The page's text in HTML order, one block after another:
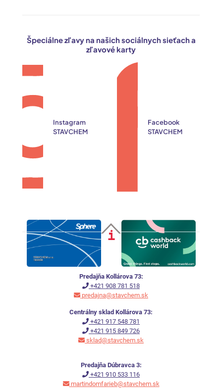
Špeciálne zľavy na našich sociálnych sieťach a
zľavové karty
Instagram
STAVCHEM
Facebook
STAVCHEM
Predajňa Kollárova 73:
+421 908 781 518
predajna@stavchem.sk
Centrálny sklad Kollárova 73:
+421 917 548 781
+421 915 849 726
sklad@stavchem.sk
Predajňa Dúbravca 3:
+421 910 533 116
martindomfarieb@stavchem.sk